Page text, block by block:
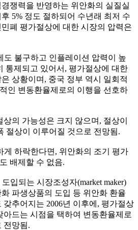
쟁력을 반영하는 위안화의 실질실
5% 정도 절하되어 수년래 최저 수
폐 평가절상에 대한 시장의 압력은
도 불구하고 인플레이션 압력이 높
통제되고 있어서, 평가절상에 대한
상황이며, 중국 정부 역시 일회적
인 변동환율제로의 이행을 선호하
의 가능성은 크지 않으며, 절상이
절상이 이루어질 것으로 전망됨.
게 하락한다면, 위안화의 조기 평가
배제할 수 없음.
입되는 시장조성자(market maker)
파생상품의 도입 등 위안화 환율
추어지는 2006년 이후에, 평가절상
아드는 시점을 택하여 변동환율제로
전망됨.